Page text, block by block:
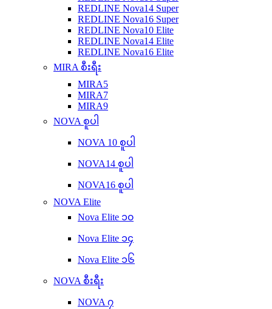
REDLINE Nova14 Super
REDLINE Nova16 Super
REDLINE Nova10 Elite
REDLINE Nova14 Elite
REDLINE Nova16 Elite
MIRA စီးရီး
MIRA5
MIRA7
MIRA9
NOVA စူပါ
NOVA 10 စူပါ
NOVA14 စူပါ
NOVA16 စူပါ
NOVA Elite
Nova Elite ၁၀
Nova Elite ၁၄
Nova Elite ၁၆
NOVA စီးရီး
NOVA ၇